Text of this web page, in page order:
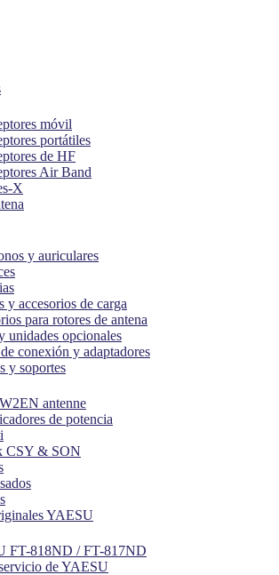
móvil
portátiles
de HF
Air Band
X
y auriculares
y accesorios de carga
para rotores de antena
unidades opcionales
conexión y adaptadores
y soportes
antenne
de potencia
CSY & SON
YAESU
FT-818ND / FT-817ND
de YAESU